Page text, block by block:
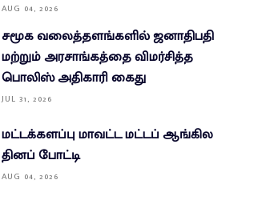
AUG 04, 2026
சமூக வலைத்தளங்களில் ஜனாதிபதி
மற்றும் அரசாங்கத்தை விமர்சித்த
பொலிஸ் அதிகாரி கைது
JUL 31, 2026
மட்டக்களப்பு மாவட்ட மட்டப் ஆங்கில
தினப் போட்டி
AUG 04, 2026